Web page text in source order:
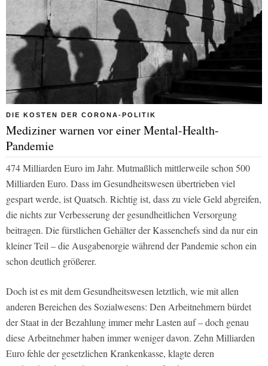
DIE KOSTEN DER CORONA-POLITIK
Mediziner warnen vor einer Mental-Health-
Pandemie
474 Milliarden Euro im Jahr. Mutmaßlich mittlerweile schon 500
Milliarden Euro. Dass im Gesundheitswesen übertrieben viel
gespart werde, ist Quatsch. Richtig ist, dass zu viele Geld abgreifen,
die nichts zur Verbesserung der gesundheitlichen Versorgung
beitragen. Die fürstlichen Gehälter der Kassenchefs sind da nur ein
kleiner Teil – die Ausgabenorgie während der Pandemie schon ein
schon deutlich größerer.
Doch ist es mit dem Gesundheitswesen letztlich, wie mit allen
anderen Bereichen des Sozialwesens: Den Arbeitnehmern bürdet
der Staat in der Bezahlung immer mehr Lasten auf – doch genau
diese Arbeitnehmer haben immer weniger davon. Zehn Milliarden
Euro fehle der gesetzlichen Krankenkasse, klagte deren